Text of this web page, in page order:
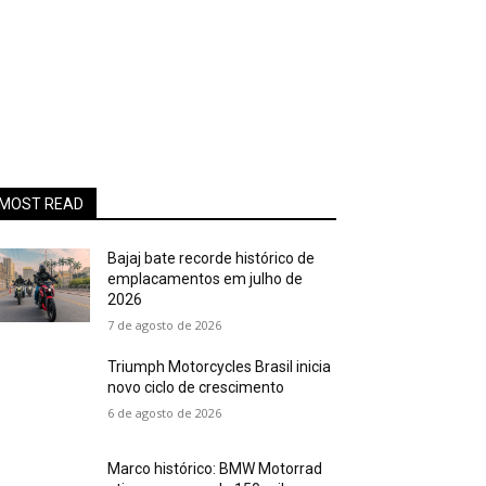
MOST READ
Bajaj bate recorde histórico de
emplacamentos em julho de
2026
7 de agosto de 2026
Triumph Motorcycles Brasil inicia
novo ciclo de crescimento
6 de agosto de 2026
Marco histórico: BMW Motorrad